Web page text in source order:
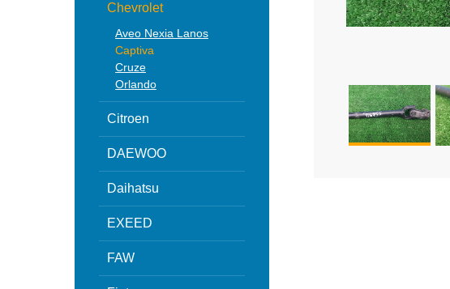
Chevrolet
Aveo Nexia Lanos
Captiva
Cruze
Orlando
Citroen
DAEWOO
Daihatsu
EXEED
FAW